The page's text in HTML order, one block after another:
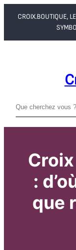
CROIX.BOUTIQUE,
:
que